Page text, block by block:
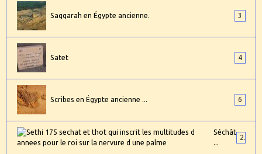
Saqqarah en Égypte ancienne. 3
Satet 4
Scribes en Égypte ancienne ... 6
Séchât
...
2